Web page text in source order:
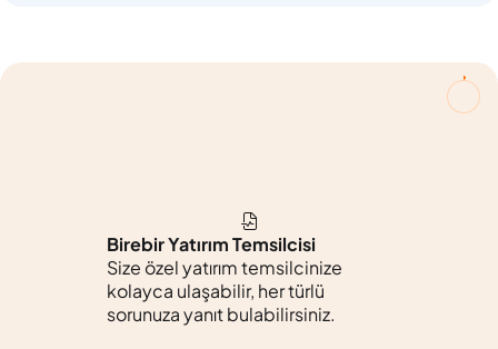
Birebir Yatırım Temsilcisi
Size özel yatırım temsilcinize
kolayca ulaşabilir, her türlü
sorunuza yanıt bulabilirsiniz.